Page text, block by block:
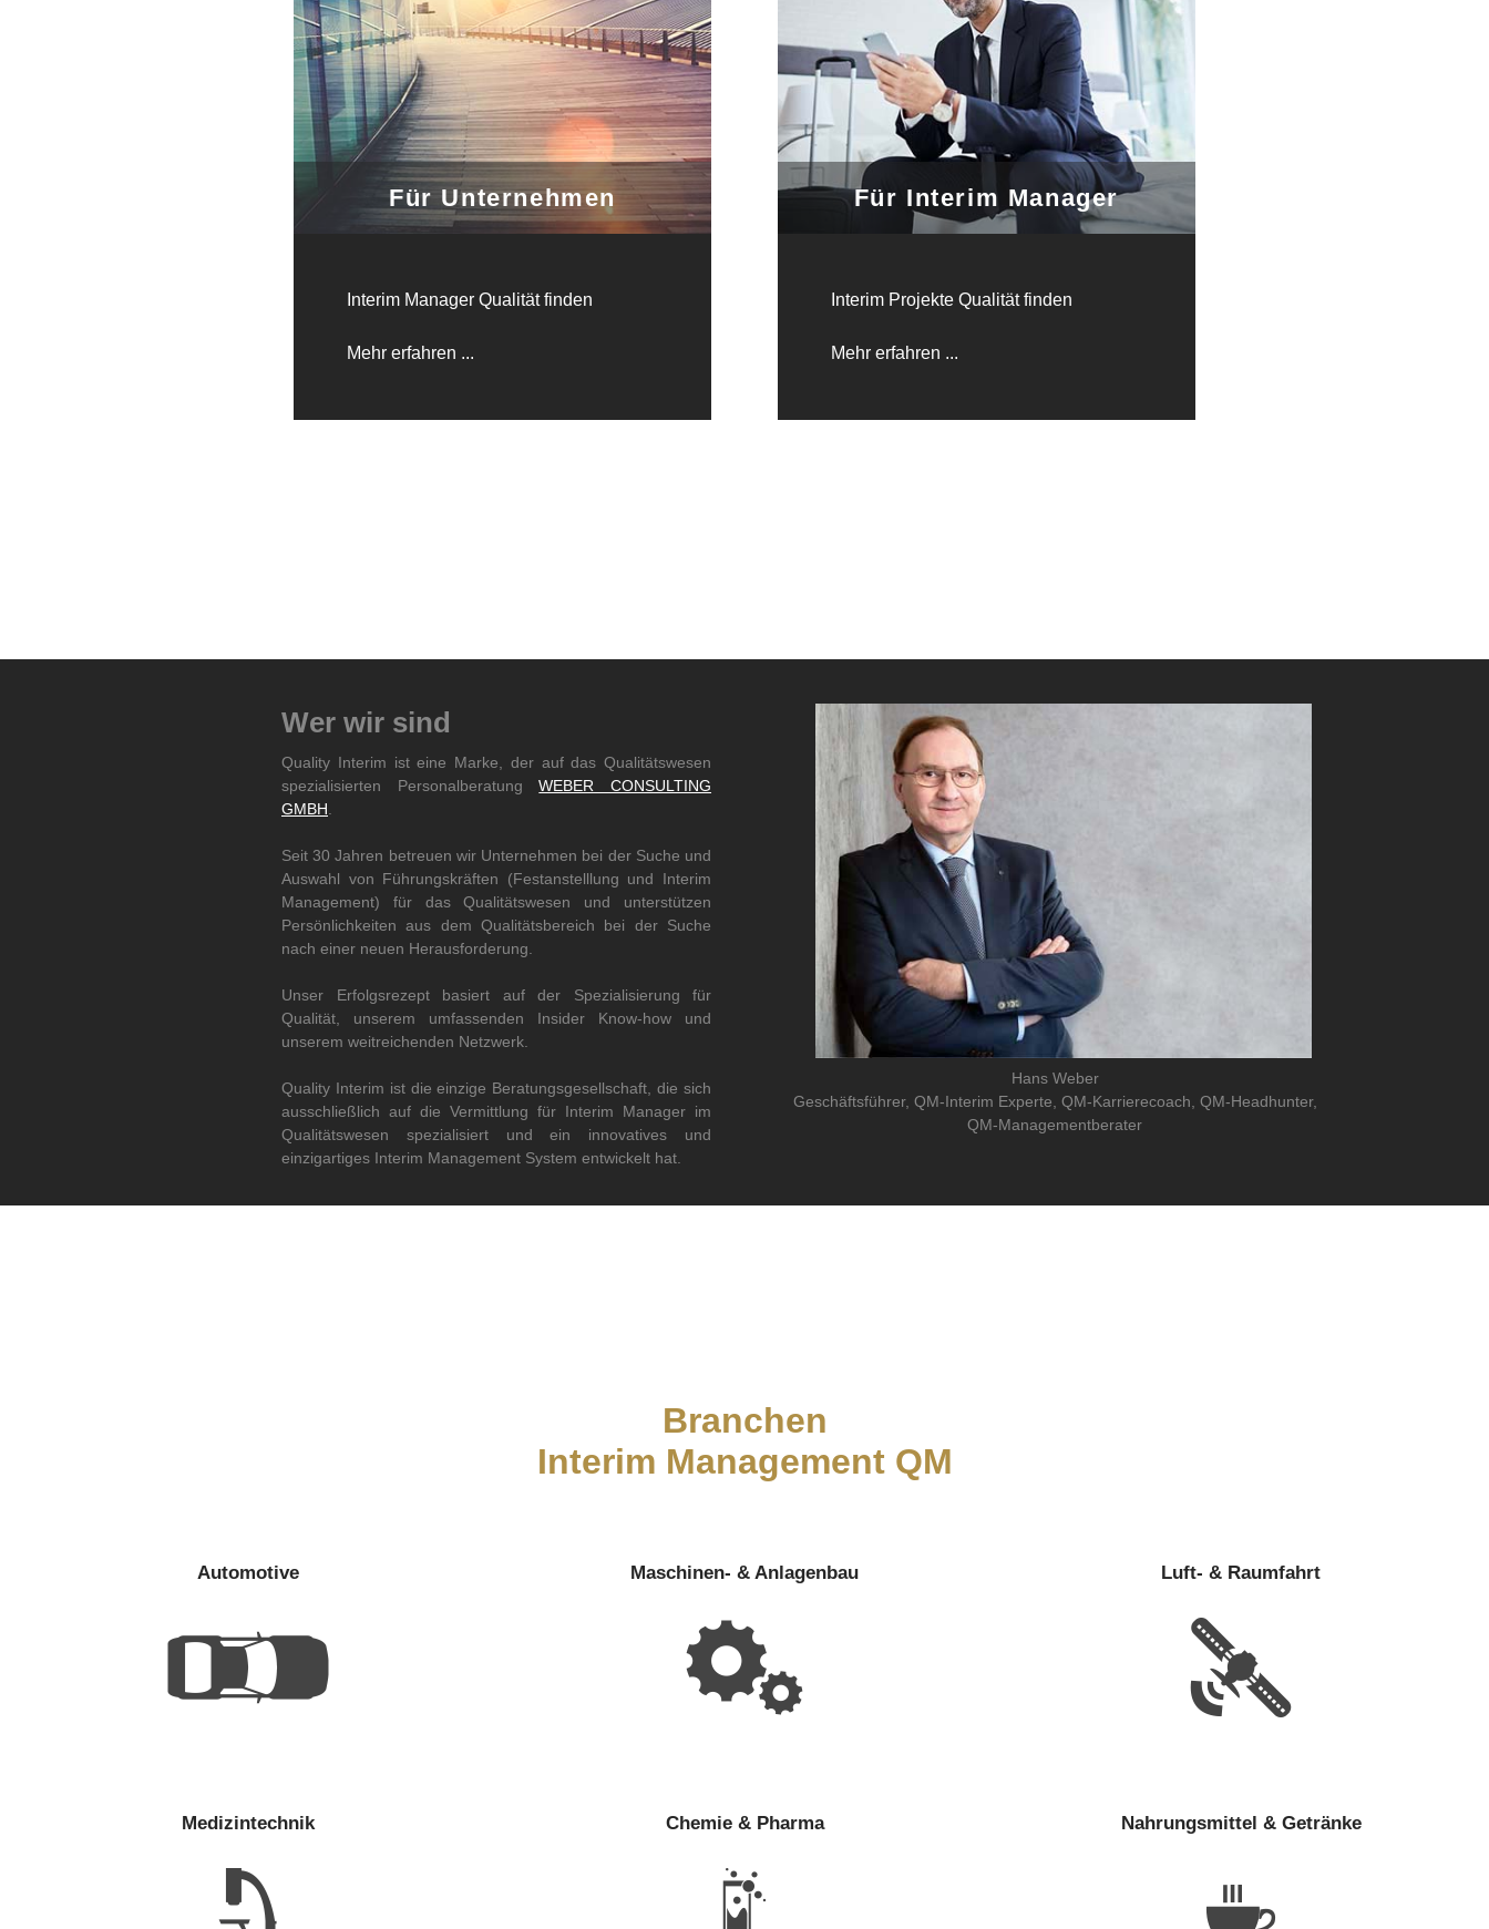
Für Unternehmen
Interim Manager Qualität finden
Mehr erfahren ...
Für Interim Manager
Interim Projekte Qualität finden
Mehr erfahren ...
Wer wir sind
Quality Interim ist eine Marke, der auf das Qualitätswesen
spezialisierten PersonalberatungWEBER CONSULTING
GMBH
Seit 30 Jahren betreuen wir Unternehmen bei der Suche und
Auswahl von Führungskräften (Festanstelllung und Interim
Management) für das Qualitätswesen und unterstützen
Persönlichkeiten aus dem Qualitätsbereich bei der Suche
nach einer neuen Herausforderung.
Unser Erfolgsrezept basiert auf der Spezialisierung für
Qualität, unserem umfassenden Insider Know-how und
unserem weitreichenden Netzwerk.
Quality Interim ist die einzige Beratungsgesellschaft, die sich
ausschließlich auf die Vermittlung für Interim Manager im
Qualitätswesen spezialisiert und ein innovatives und
einzigartiges Interim Management System entwickelt hat.
Hans Weber
Geschäftsführer, QM-Interim Experte, QM-Karrierecoach, QM-Headhunter,
QM-Managementberater
Branchen
Interim Management QM
Automotive Maschinen- & Anlagenbau Luft- & Raumfahrt
Medizintechnik Chemie & Pharma Nahrungsmittel & Getränke